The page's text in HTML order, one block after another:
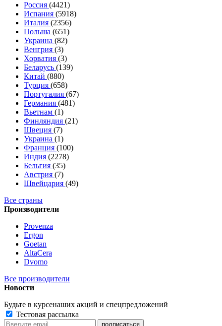
Россия (4421)
Испания (5918)
Италия (2356)
Польша (651)
Украина (82)
Венгрия (3)
Хорватия (3)
Беларусь (139)
Китай (880)
Турция (658)
Португалия (67)
Германия (481)
Вьетнам (1)
Финляндия (21)
Швеция (7)
Украина (1)
Франция (100)
Индия (2278)
Бельгия (35)
Австрия (7)
Швейцария (49)
Все страны
Производители
Provenza
Ergon
Goetan
AltaСera
Dvomo
Все производители
Новости
Будьте в курсенаших акций и спецпредложений
Тестовая рассылка